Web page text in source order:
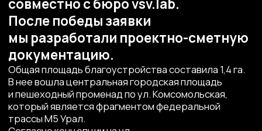
решить проблемы визуального шума, который
создавался наружными проводами. Все сети были
вынесены под землю с организацией
переподключения всех потребителей в границах
участка благоустройства.
Большим достижением проектной команды стало
оперативное решение вопросов проектирования
и главное согласования с собственниками всех
городских коммуникаций и федеральной трассы
переноса инженерных сетей методом
горизонтально направленного бурения под
федеральной трассой М5.
Было Стало